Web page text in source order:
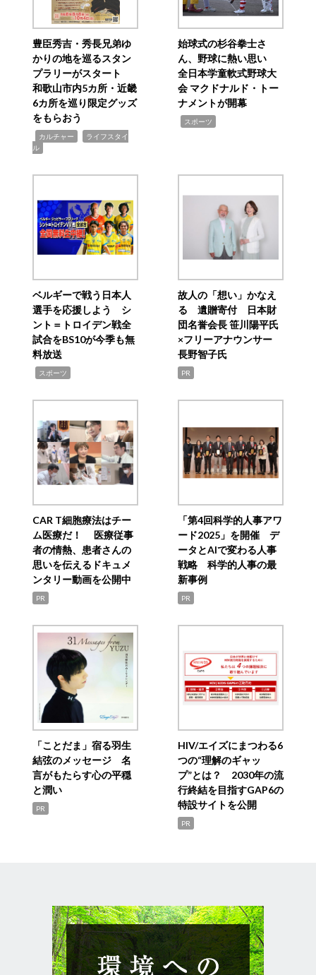
豊臣秀吉・秀長兄弟ゆ
かりの地を巡るスタン
プラリーがスタート
和歌山市内5カ所・近畿
6カ所を巡り限定グッズ
をもらおう
カルチャー
ライフスタイ
ル
始球式の杉谷拳士さ
ん、野球に熱い思い
全日本学童軟式野球大
会 マクドナルド・トー
ナメントが開幕
スポーツ
ベルギーで戦う日本人
選手を応援しよう シ
ント＝トロイデン戦全
試合をBS10が今季も無
料放送
スポーツ
故人の「想い」かなえ
る 遺贈寄付 日本財
団名誉会長 笹川陽平氏
×フリーアナウンサー
長野智子氏
PR
CAR T細胞療法はチー
ム医療だ！ 医療従事
者の情熱、患者さんの
思いを伝えるドキュメ
ンタリー動画を公開中
PR
「第4回科学的人事アワ
ード2025」を開催 デ
ータとAIで変わる人事
戦略 科学的人事の最
新事例
PR
「ことだま」宿る羽生
結弦のメッセージ 名
言がもたらす心の平穏
と潤い
PR
HIV/エイズにまつわる6
つの“理解のギャッ
プ”とは？ 2030年の流
行終結を目指すGAP6の
特設サイトを公開
PR